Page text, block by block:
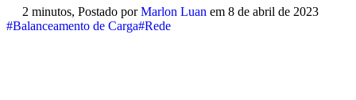
2 minutos, Postado porMarlon Luan em 8 de abril de 2023
#Balanceamento de Carga#Rede